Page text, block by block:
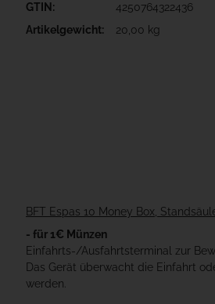
GTIN:
4250764322436
Artikelgewicht:
20,00 kg
BFT Espas 10 Money Box,
- für 1€ Münzen
Einfahrts-/Ausfahrtsterminal zur
Das Gerät überwacht die Einfahrt
werden.